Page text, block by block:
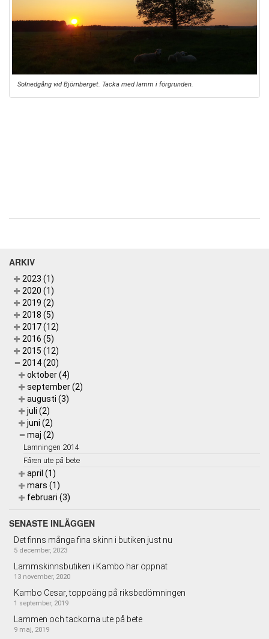
Solnedgång vid Björnberget. Tacka med lamm i förgrunden.
ARKIV
2023 (1)
2020 (1)
2019 (2)
2018 (5)
2017 (12)
2016 (5)
2015 (12)
2014 (20)
oktober (4)
september (2)
augusti (3)
juli (2)
juni (2)
maj (2)
Lamningen 2014
Fåren ute på bete
april (1)
mars (1)
februari (3)
SENASTE INLÄGGEN
Det finns många fina skinn i butiken just nu
5 december, 2023
Lammskinnsbutiken i Kambo har öppnat
13 november, 2020
Kambo Cesar, toppoäng på riksbedömningen
1 september, 2019
Lammen och tackorna ute på bete
9 maj, 2019